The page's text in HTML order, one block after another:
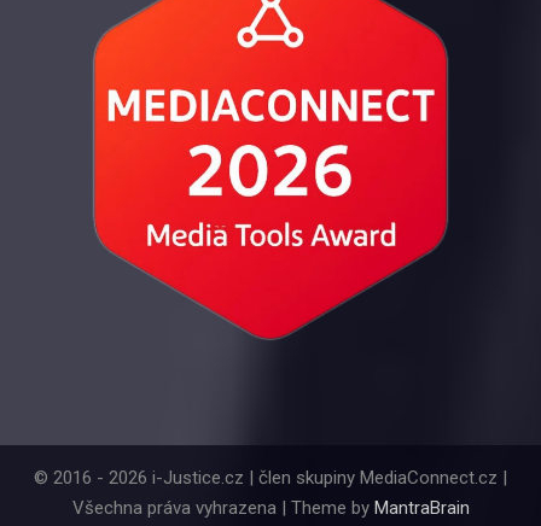
© 2016 - 2026 i-Justice.cz | člen skupiny MediaConnect.cz |
Všechna práva vyhrazena | Theme by MantraBrain